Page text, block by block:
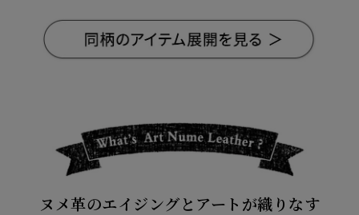
ヌメ革のエイジングとアートが織りなす